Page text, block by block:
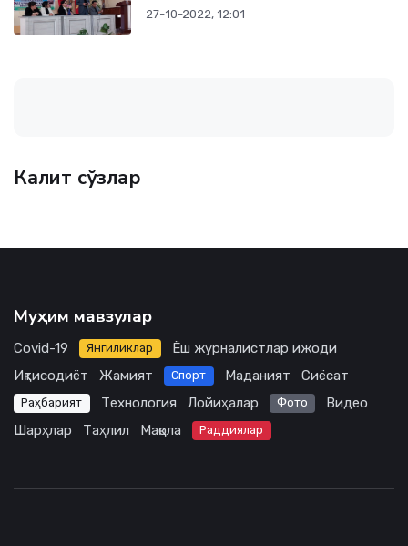
27-10-2022, 12:01
Калит сўзлар
Муҳим мавзулар
Covid-19 Янгиликлар
Ёш журналистлар ижоди
Иқтисодиёт
Жамият Спорт Маданият Сиёсат
Раҳбарият Технология Лойиҳалар Фото
Видео
Шарҳлар
Таҳлил Мақола Раддиялар